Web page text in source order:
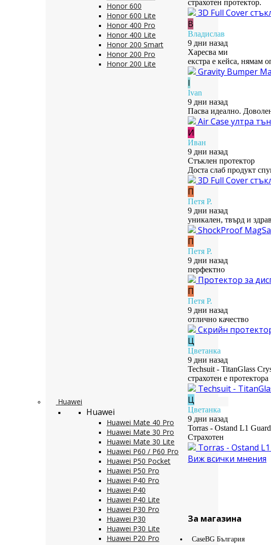
Honor 600
Honor 600 Lite
Honor 400 Pro
Honor 400 Lite
Honor 200 Smart
Honor 200 Pro
Honor 200 Lite
Huawei
Huawei
Huawei Mate 40 Pro
Huawei Mate 30 Pro
Huawei Mate 30 Lite
Huawei P60 / P60 Pro
Huawei P50 Pocket
Huawei P50 Pro
Huawei P40 Pro
Huawei P40
Huawei P40 Lite
Huawei P30 Pro
Huawei P30
Huawei P30 Lite
Huawei P20 Pro
страхотен протектор.
3D Full Cover
В
Владислав
9 дни назад
Харесва ми
екстра е кейса, нямам
Gravity Bumper
I
Ivan
9 дни назад
Пасва идеално.
Air Case ултра
И
Иван
9 дни назад
Стъклен протектор
Доста слаб продукт
3D Full Cover
П
Петя Р.
9 дни назад
уникален, твърд и здрав
ShockProof
П
Петя Р.
9 дни назад
перфектно
Протектор за
П
Петя Р.
9 дни назад
отлично качество
Скрийн
Ц
Цветанка
9 дни назад
Techsuit - TitanGlass
страхотен е протектора
Techsuit -
Ц
Цветанка
9 дни назад
Torras - Ostand L1
Страхотен
Torras - Ostand
Виж всички мнения
За магазина
CaseBG България